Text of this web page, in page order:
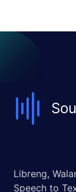
Libreng,
Speech to